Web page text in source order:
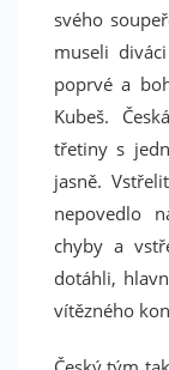
svého
museli
poprvé a
Kubeš.
třetiny s
jasně.
nepovedlo
chyby a
dotáhli,
vítězného